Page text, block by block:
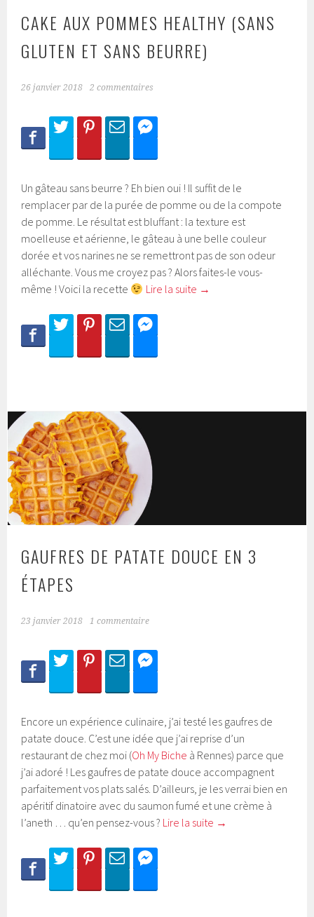
CAKE AUX POMMES HEALTHY (SANS
GLUTEN ET SANS BEURRE)
26 janvier 2018 2 commentaires
Un gâteau sans beurre ? Eh bien oui ! Il suffit de le
remplacer par de la purée de pomme ou de la compote
de pomme. Le résultat est bluffant : la texture est
moelleuse et aérienne, le gâteau à une belle couleur
dorée et vos narines ne se remettront pas de son odeur
alléchante. Vous me croyez pas ? Alors faites-le vous-
même ! Voici la recette
Lire la suite →
GAUFRES DE PATATE DOUCE EN 3
ÉTAPES
23 janvier 2018 1 commentaire
Encore un expérience culinaire, j’ai testé les gaufres de
patate douce. C’est une idée que j’ai reprise d’un
restaurant de chez moi (Oh My Biche à Rennes) parce que
j’ai adoré ! Les gaufres de patate douce accompagnent
parfaitement vos plats salés. D’ailleurs, je les verrai bien en
apéritif dinatoire avec du saumon fumé et une crème à
l’aneth … qu’en pensez-vous ? Lire la suite →